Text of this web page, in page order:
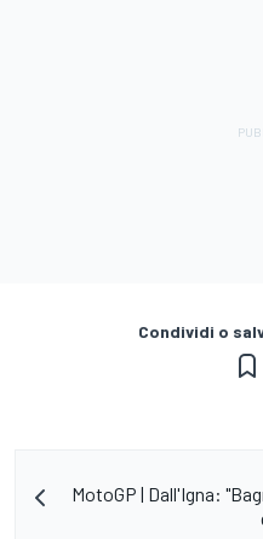
Condividi o
MotoGP | Dall'Igna: